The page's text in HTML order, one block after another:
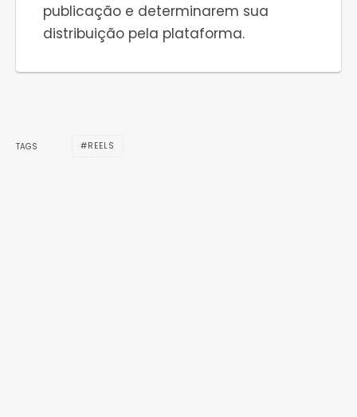
publicação e determinarem sua
distribuição pela plataforma.
TAGS REELS